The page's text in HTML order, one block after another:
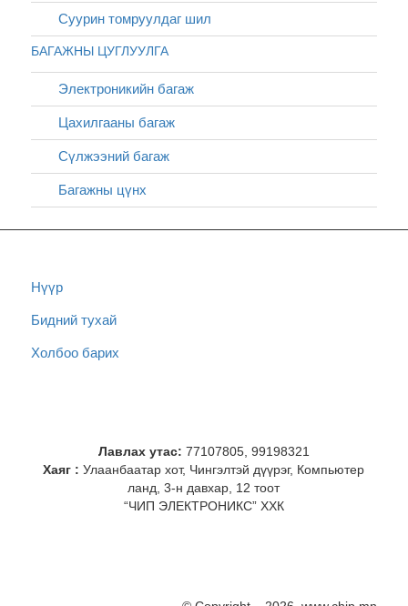
Суурин томруулдаг шил
БАГАЖНЫ ЦУГЛУУЛГА
Электроникийн багаж
Цахилгааны багаж
Сүлжээний багаж
Багажны цүнх
Нүүр
Бидний тухай
Холбоо барих
Лавлах утас: 77107805, 99198321
Хаяг : Улаанбаатар хот, Чингэлтэй дүүрэг, Компьютер
ланд, 3-н давхар, 12 тоот
“ЧИП ЭЛЕКТРОНИКС” ХХК